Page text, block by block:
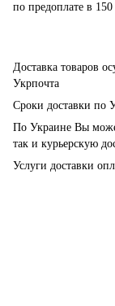
по предоплате в
Доставка товаров
Укрпочта
Сроки доставки по
По Украине Вы
так и курьерскую
Услуги доставки